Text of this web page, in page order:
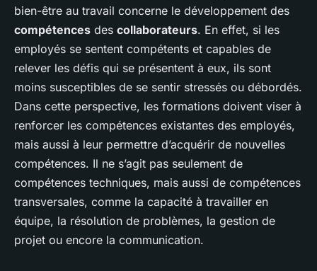
bien-être au travail concerne le développement des
compétences des collaborateurs. En effet, si les
employés se sentent compétents et capables de
relever les défis qui se présentent à eux, ils sont
moins susceptibles de se sentir stressés ou débordés.
Dans cette perspective, les formations doivent viser à
renforcer les compétences existantes des employés,
mais aussi à leur permettre d’acquérir de nouvelles
compétences. Il ne s’agit pas seulement de
compétences techniques, mais aussi de compétences
transversales, comme la capacité à travailler en
équipe, la résolution de problèmes, la gestion de
projet ou encore la communication.